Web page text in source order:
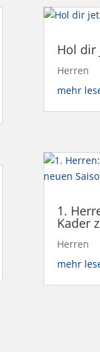
Hol dir
Herren
mehr
1.
Kader
Herren
mehr